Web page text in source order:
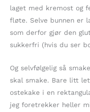
laget med kremost og
fløte. Selve bunnen er
som derfor gjør den
sukkerfri (hvis du ser
Og selvfølgelig så
skal smake. Bare litt
ostekake i en
jeg foretrekker heller